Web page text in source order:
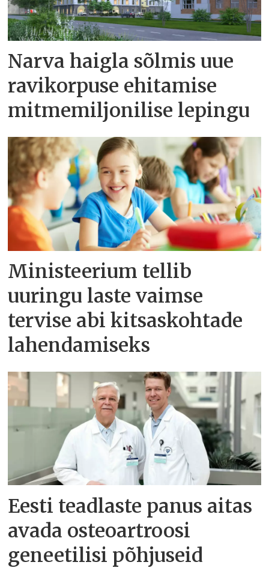
Narva haigla sõlmis uue
ravikorpuse ehitamise
mitmemiljonilise lepingu
Ministeerium tellib
uuringu laste vaimse
tervise abi kitsaskohtade
lahendamiseks
Eesti teadlaste panus aitas
avada osteoartroosi
geneetilisi põhjuseid